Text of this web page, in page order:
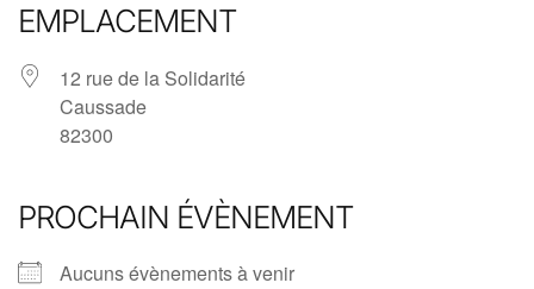
EMPLACEMENT
12 rue de la Solidarité
Caussade
82300
PROCHAIN ÉVÈNEMENT
Aucuns évènements à venir